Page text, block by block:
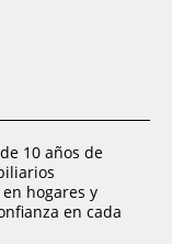
10 años de
hogares y
en cada